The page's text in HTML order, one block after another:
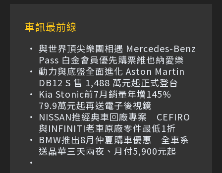
車訊最前線
與世界頂尖樂團相遇 Mercedes-Benz
Pass 白金會員優先購票維也納愛樂
動力與底盤全面進化 Aston Martin
DB12 S 售 1,488 萬元起正式登台
Kia Stonic前7月銷量年增145%
79.9萬元起再送電子後視鏡
NISSAN推經典車回廠專案 CEFIRO
與INFINITI老車原廠零件最低1折
BMW推出8月仲夏購車優惠 全車系
送晶華三天兩夜、月付5,900元起